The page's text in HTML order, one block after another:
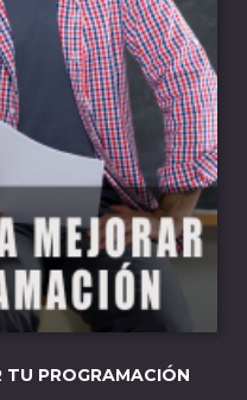
TU PROGRAMACIÓN